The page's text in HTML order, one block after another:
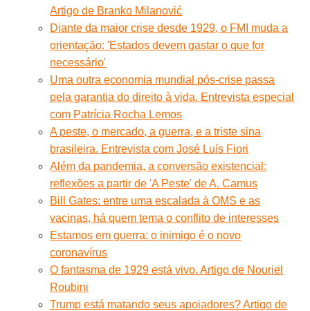
Artigo de Branko Milanović
Diante da maior crise desde 1929, o FMI muda a
orientação: 'Estados devem gastar o que for
necessário'
Uma outra economia mundial pós-crise passa
pela garantia do direito à vida. Entrevista especial
com Patrícia Rocha Lemos
A peste, o mercado, a guerra, e a triste sina
brasileira. Entrevista com José Luís Fiori
Além da pandemia, a conversão existencial:
reflexões a partir de 'A Peste' de A. Camus
Bill Gates: entre uma escalada à OMS e as
vacinas, há quem tema o conflito de interesses
Estamos em guerra: o inimigo é o novo
coronavírus
O fantasma de 1929 está vivo. Artigo de Nouriel
Roubini
Trump está matando seus apoiadores? Artigo de